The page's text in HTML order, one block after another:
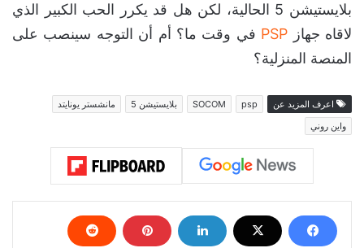
بلايستيشن 5 الحالية، لكن هل قد يكرر الحب الكبير الذي
لاقاه جهاز PSP في وقت ما؟ أم أن التوجه سينصب على
المنصة المنزلية؟
اعرف المزيد عن psp
SOCOM بلايستيشن 5
مانشستر يونايتد
واين روني